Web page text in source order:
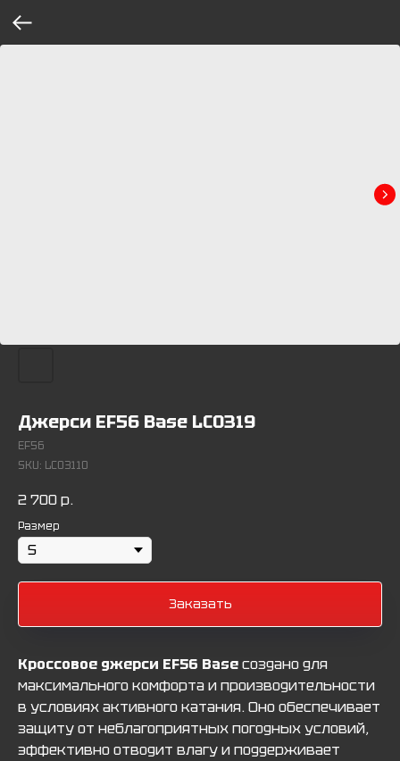
Джерси EF56 Base LC0319
EF56
SKU: LC03110
2 700р.
Размер
Заказать
Кроссовое джерси EF56 Baseсоздано для
максимального комфорта и производительности
в условиях активного катания. Оно обеспечивает
защиту от неблагоприятных погодных условий,
эффективно отводит влагу и поддерживает